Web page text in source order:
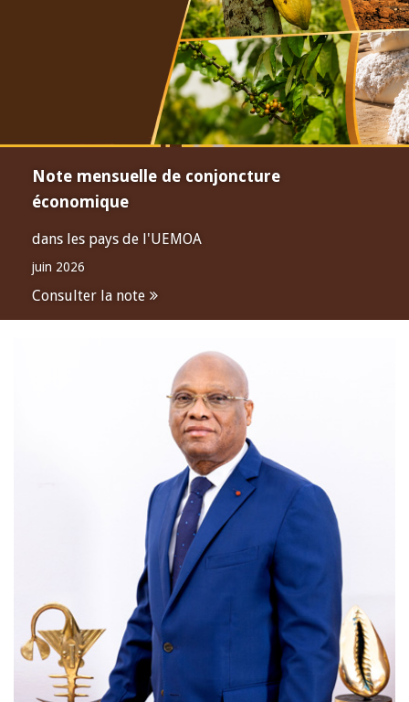
Note mensuelle de conjoncture
économique
dans les pays de l'UEMOA
juin 2026
Consulter la note